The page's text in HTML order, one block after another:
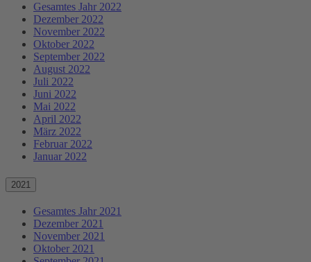
Gesamtes Jahr 2022
Dezember 2022
November 2022
Oktober 2022
September 2022
August 2022
Juli 2022
Juni 2022
Mai 2022
April 2022
März 2022
Februar 2022
Januar 2022
2021
Gesamtes Jahr 2021
Dezember 2021
November 2021
Oktober 2021